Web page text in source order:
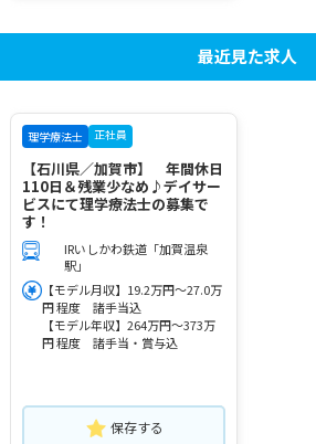
最近見た求人
理学療法士 正社員
【石川県／加賀市】 年間休日
110日＆残業少なめ♪デイサー
ビスにて理学療法士の募集で
す！
IRいしかわ鉄道「加賀温泉
駅」
【モデル月収】19.2万円～27.0万
円 程度 諸手当込
【モデル年収】264万円～373万
円 程度 諸手当・賞与込
保存する